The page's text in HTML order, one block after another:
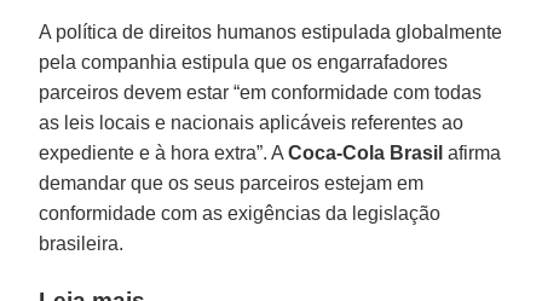
A política de direitos humanos estipulada globalmente
pela companhia estipula que os engarrafadores
parceiros devem estar “em conformidade com todas
as leis locais e nacionais aplicáveis referentes ao
expediente e à hora extra”. ACoca-Cola Brasil afirma
demandar que os seus parceiros estejam em
conformidade com as exigências da legislação
brasileira.